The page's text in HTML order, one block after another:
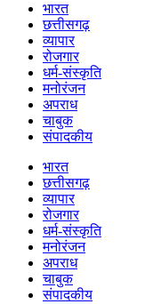
भारत
छत्तीसगढ़
व्यापार
रोजगार
धर्म-संस्कृति
मनोरंजन
अपराध
चाबुक
संपादकीय
भारत
छत्तीसगढ़
व्यापार
रोजगार
धर्म-संस्कृति
मनोरंजन
अपराध
चाबुक
संपादकीय